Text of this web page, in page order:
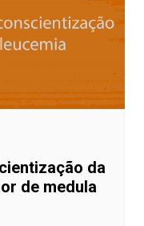
da
de medula